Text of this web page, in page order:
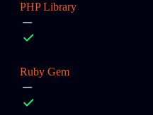
PHP Library
Ruby Gem